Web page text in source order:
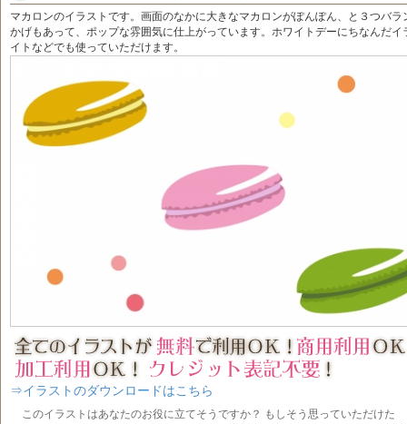
マカロンのイラストです。画面のなかに大きなマカロンがぽんぽん、と３つバ
かげもあって、ポップな雰囲気に仕上がっています。ホワイトデーにちなんだ
イトなどでも使っていただけます。
⇒イラストのダウンロードはこちら